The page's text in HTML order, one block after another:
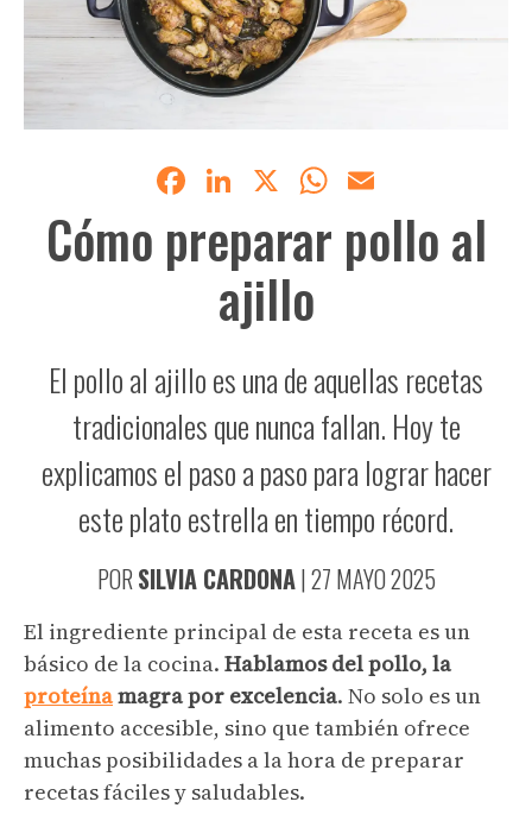
Facebook
LinkedIn
X WhatsApp
Cómo preparar pollo al
ajillo
El pollo al ajillo es una de aquellas recetas
tradicionales que nunca fallan. Hoy te
explicamos el paso a paso para lograr hacer
este plato estrella en tiempo récord.
PORSILVIA CARDONA|27 MAYO 2025
El ingrediente principal de esta receta es un
básico de la cocina. Hablamos del pollo, la
proteínamagra por excelencia. No solo es un
alimento accesible, sino que también ofrece
muchas posibilidades a la hora de preparar
recetas fáciles y saludables.